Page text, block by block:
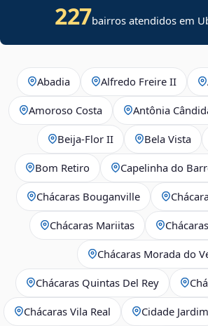
227bairros atendidos em
Abadia Alfredo Freire II
Amoroso Costa Antônia
Beija‑Flor II Bela Vista
Bom Retiro Capelinha do
Chácaras Bouganville
Chácaras Mariitas
Chácaras Morada do
Chácaras Quintas Del Rey
Chácaras Vila Real Cidade Jardim